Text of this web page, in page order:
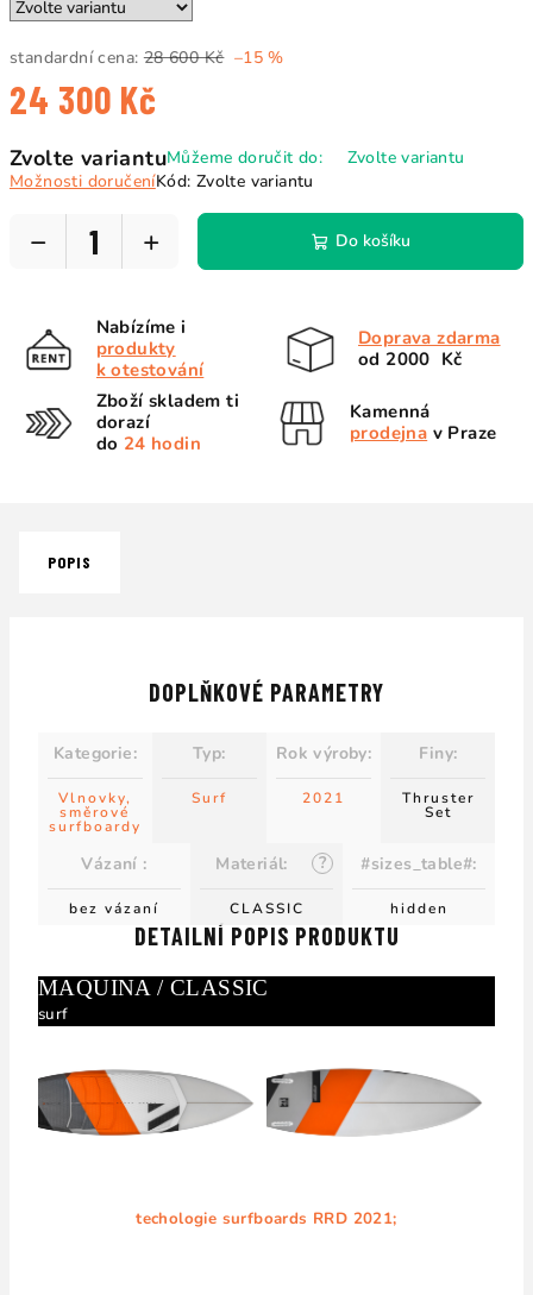
standardní cena: 28 600 Kč –15 %
24 300 Kč
cena:
Zvolte variantuMůžeme doručit do:
Zvolte variantu
Možnosti doručeníKód: Zvolte variantu
+
− Do košíku
Nabízíme i
produkty
k otestování
Doprava zdarma
od 2000 Kč
Zboží skladem ti
dorazí
do 24 hodin
Kamenná
prodejna v Praze
POPIS
DETAILNÍ POPIS PRODUKTU
MAQUINA / CLASSIC
surf
techologie surfboards RRD 2021;
DOPLŇKOVÉ PARAMETRY
Kategorie:
Vlnovky,
směrové
surfboardy
Typ:
Surf
Rok výroby:
2021
Finy:
Thruster
Set
Vázaní :
bez vázaní
?
Materiál:
CLASSIC
#sizes_table#:
hidden